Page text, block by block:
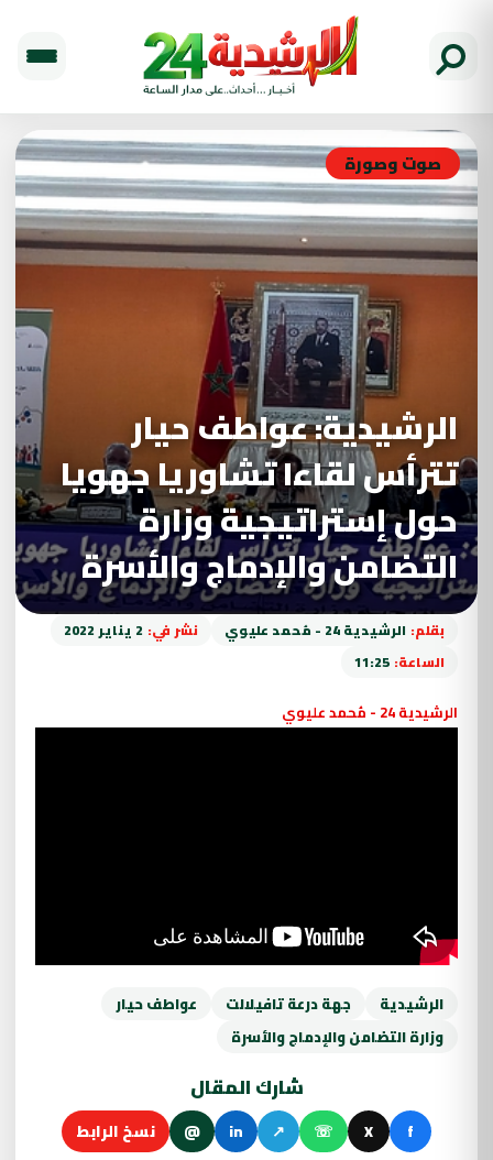
صوت وصورة
الرشيدية: عواطف حيار
تترأس لقاءا تشاوريا جهويا
حول إستراتيجية وزارة
التضامن والإدماج والأسرة
بقلم: الرشيدية 24 - مُحمد عليوي نشر في: 2 يناير 2022
الساعة: 11:25
الرشيدية 24 - مُحمد عليوي
الرشيدية جهة درعة تافيلالت
عواطف حيار
وزارة التضامن والإدماج والأسرة
شارك المقال
f
X
☏
↗
in
@ نسخ الرابط